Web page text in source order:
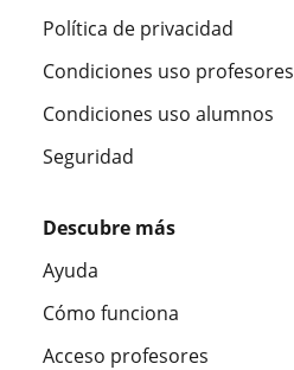
Política de privacidad
Condiciones uso profesores
Condiciones uso alumnos
Seguridad
Descubre más
Ayuda
Cómo funciona
Acceso profesores